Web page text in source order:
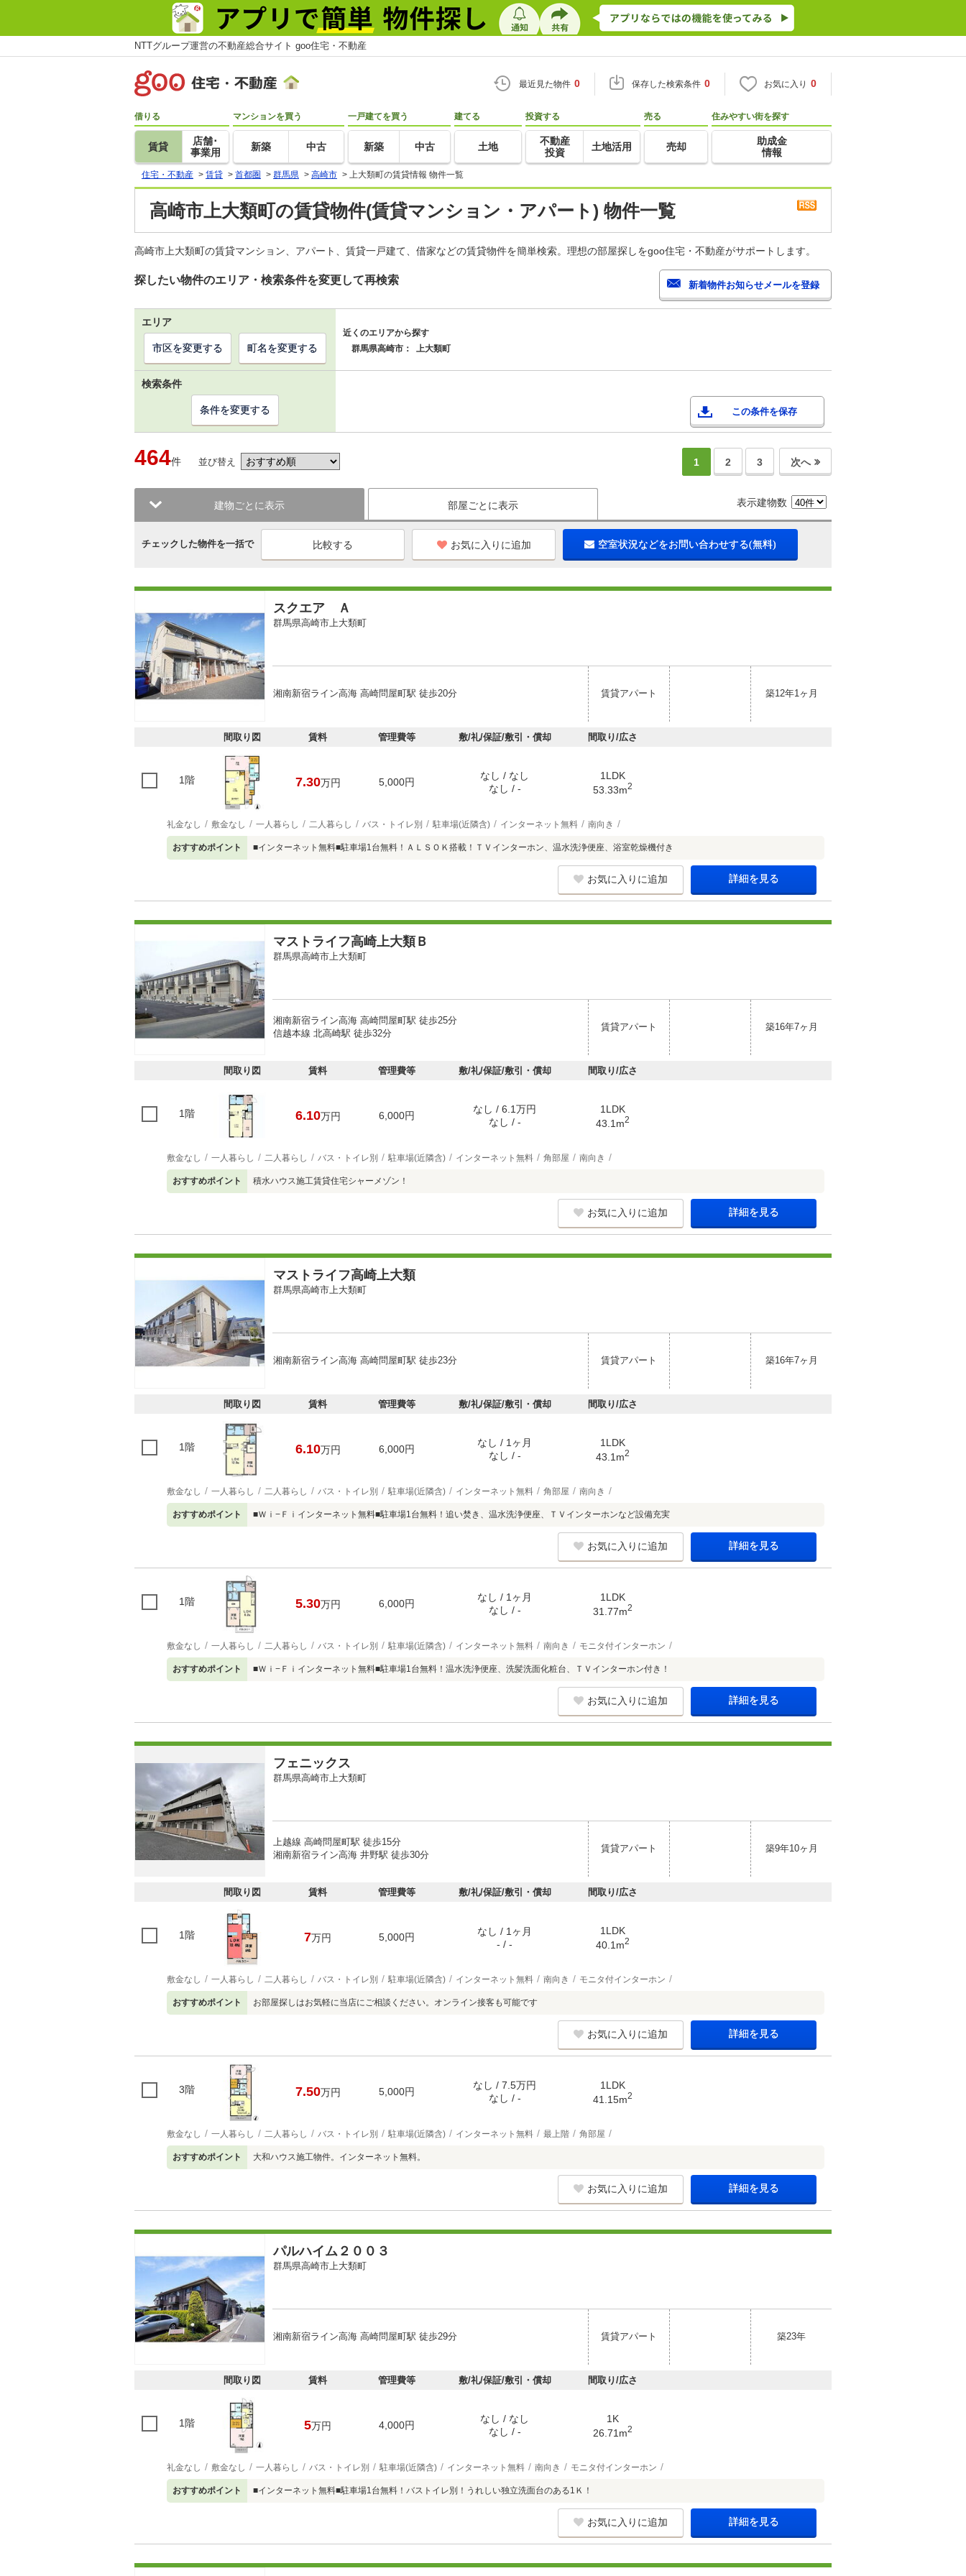
NTTグループ運営の不動産総合サイト goo住宅・不動産
最近見た物件 0 保存した検索条件 0 お気に入り 0
借りる
賃貸
店舗･
事業用
マンションを買う
新築 中古
一戸建てを買う
新築 中古
建てる
土地
投資する
不動産
投資
土地活用
売る
売却
住みやすい街を探す
助成金
情報
住宅・不動産 > 賃貸 > 首都圏 > 群馬県 > 高崎市 > 上大類町の賃貸情報 物件一覧
高崎市上大類町の賃貸物件(賃貸マンション・アパート) 物件一覧
高崎市上大類町の賃貸マンション、アパート、賃貸一戸建て、借家などの賃貸物件を簡単検索。理想の部屋探しをgoo住宅・不動産がサポートします。
探したい物件のエリア・検索条件を変更して再検索
エリア
近くのエリアから探す
群馬県高崎市：
上大類町
市区を変更する 町名を変更する
検索条件
この条件を保存
条件を変更する
464件 並び替え 1 2 3 次へ
建物ごとに表示 部屋ごとに表示 表示建物数
チェックした物件を一括で お気に入りに追加 空室状況などをお問い合わせする(無料)
スクエア Ａ
群馬県高崎市上大類町
湘南新宿ライン高海 高崎問屋町駅 徒歩20分 賃貸アパート 築12年1ヶ月
間取り図 賃料 管理費等 敷/礼/保証/敷引・償却 間取り/広さ
1階 7.30万円 5,000円
なし / なし
なし / -
1LDK
53.33m2
礼金なし 敷金なし 一人暮らし 二人暮らし バス・トイレ別 駐車場(近隣含) インターネット無料 南向き
おすすめポイント ■インターネット無料■駐車場1台無料！ＡＬＳＯＫ搭載！ＴＶインターホン、温水洗浄便座、浴室乾燥機付き
お気に入りに追加 詳細を見る
マストライフ高崎上大類Ｂ
群馬県高崎市上大類町
湘南新宿ライン高海 高崎問屋町駅 徒歩25分
信越本線 北高崎駅 徒歩32分
賃貸アパート 築16年7ヶ月
間取り図 賃料 管理費等 敷/礼/保証/敷引・償却 間取り/広さ
1階 6.10万円 6,000円
なし / 6.1万円
なし / -
1LDK
43.1m2
敷金なし 一人暮らし 二人暮らし バス・トイレ別 駐車場(近隣含) インターネット無料 角部屋 南向き
おすすめポイント 積水ハウス施工賃貸住宅シャーメゾン！
お気に入りに追加 詳細を見る
マストライフ高崎上大類
群馬県高崎市上大類町
湘南新宿ライン高海 高崎問屋町駅 徒歩23分 賃貸アパート 築16年7ヶ月
間取り図 賃料 管理費等 敷/礼/保証/敷引・償却 間取り/広さ
1階 6.10万円 6,000円
なし / 1ヶ月
なし / -
1LDK
43.1m2
敷金なし 一人暮らし 二人暮らし バス・トイレ別 駐車場(近隣含) インターネット無料 角部屋 南向き
おすすめポイント ■Ｗｉ−Ｆｉインターネット無料■駐車場1台無料！追い焚き、温水洗浄便座、ＴＶインターホンなど設備充実
お気に入りに追加 詳細を見る
1階 5.30万円 6,000円
なし / 1ヶ月
なし / -
1LDK
31.77m2
敷金なし 一人暮らし 二人暮らし バス・トイレ別 駐車場(近隣含) インターネット無料 南向き モニタ付インターホン
おすすめポイント ■Ｗｉ−Ｆｉインターネット無料■駐車場1台無料！温水洗浄便座、洗髪洗面化粧台、ＴＶインターホン付き！
お気に入りに追加 詳細を見る
フェニックス
群馬県高崎市上大類町
上越線 高崎問屋町駅 徒歩15分
湘南新宿ライン高海 井野駅 徒歩30分
賃貸アパート 築9年10ヶ月
間取り図 賃料 管理費等 敷/礼/保証/敷引・償却 間取り/広さ
1階 7万円 5,000円
なし / 1ヶ月
- / -
1LDK
40.1m2
敷金なし 一人暮らし 二人暮らし バス・トイレ別 駐車場(近隣含) インターネット無料 南向き モニタ付インターホン
おすすめポイント お部屋探しはお気軽に当店にご相談ください。オンライン接客も可能です
お気に入りに追加 詳細を見る
3階 7.50万円 5,000円
なし / 7.5万円
なし / -
1LDK
41.15m2
敷金なし 一人暮らし 二人暮らし バス・トイレ別 駐車場(近隣含) インターネット無料 最上階 角部屋
おすすめポイント 大和ハウス施工物件。インターネット無料。
お気に入りに追加 詳細を見る
パルハイム２００３
群馬県高崎市上大類町
湘南新宿ライン高海 高崎問屋町駅 徒歩29分 賃貸アパート 築23年
間取り図 賃料 管理費等 敷/礼/保証/敷引・償却 間取り/広さ
1階 5万円 4,000円
なし / なし
なし / -
1K
26.71m2
礼金なし 敷金なし 一人暮らし バス・トイレ別 駐車場(近隣含) インターネット無料 南向き モニタ付インターホン
おすすめポイント ■インターネット無料■駐車場1台無料！バストイレ別！うれしい独立洗面台のある1Ｋ！
お気に入りに追加 詳細を見る